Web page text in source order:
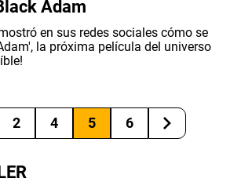
Adam
en sus redes sociales cómo se
la próxima película del universo
2 4 5 6